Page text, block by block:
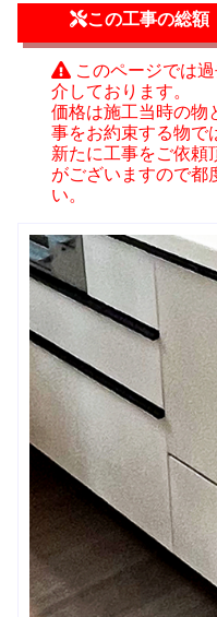
この工事の総額
このページでは
介しております。
価格は施工当時の物
事をお約束する物で
新たに工事をご依頼
がございますので都
い。